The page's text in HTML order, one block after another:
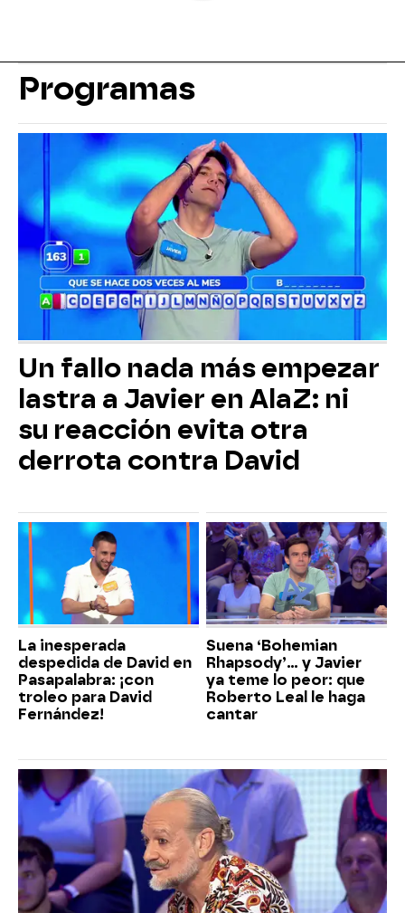
Programas
Un fallo nada más empezar
lastra a Javier en AlaZ: ni
su reacción evita otra
derrota contra David
La inesperada
despedida de David en
Pasapalabra: ¡con
troleo para David
Fernández!
Suena ‘Bohemian
Rhapsody’... y Javier
ya teme lo peor: que
Roberto Leal le haga
cantar